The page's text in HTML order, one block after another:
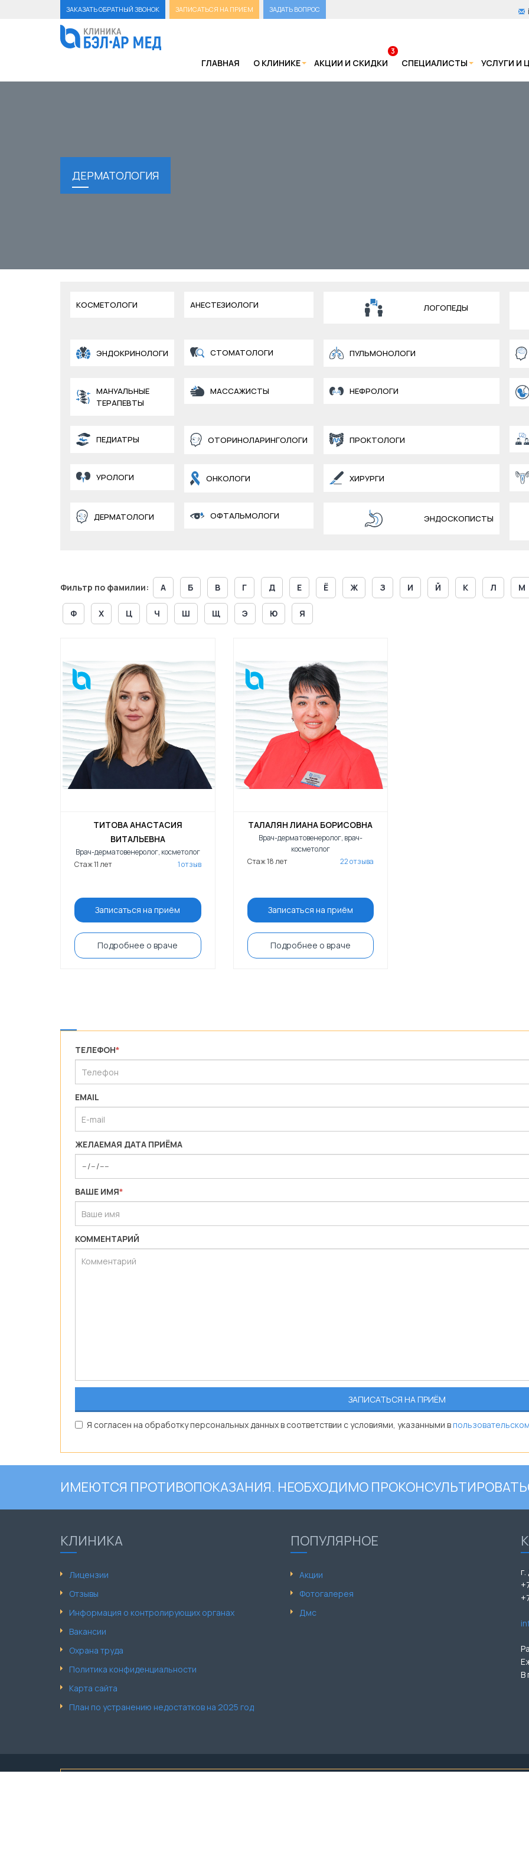
ЗАКАЗАТЬ ОБРАТНЫЙ ЗВОНОК ЗАПИСАТЬСЯ НА ПРИЕМ ЗАДАТЬ ВОПРОС
ГЛАВНАЯ О КЛИНИКЕ АКЦИИ И СКИДКИ
3
СПЕЦИАЛИСТЫ УСЛУГИ И
ДЕРМАТОЛОГИЯ
КОСМЕТОЛОГИ АНЕСТЕЗИОЛОГИ ЛОГОПЕДЫ
ЭНДОКРИНОЛОГИ СТОМАТОЛОГИ ПУЛЬМОНОЛОГИ
МАНУАЛЬНЫЕ
ТЕРАПЕВТЫ
МАССАЖИСТЫ НЕФРОЛОГИ
ПЕДИАТРЫ ОТОРИНОЛАРИНГОЛОГИ ПРОКТОЛОГИ
УРОЛОГИ ОНКОЛОГИ ХИРУРГИ
ДЕРМАТОЛОГИ ОФТАЛЬМОЛОГИ ЭНДОСКОПИСТЫ
Фильтр по фамилии: А Б В Г Д Е Ё Ж З И Й К Л М
Ф Х Ц Ч Ш Щ Э Ю Я
ТИТОВА АНАСТАСИЯ
ВИТАЛЬЕВНА
Врач-дерматовенеролог, косметолог
Стаж 11 лет
1 отзыв
Записаться на приём
Подробнее о враче
ТАЛАЛЯН ЛИАНА БОРИСОВНА
Врач-дерматовенеролог, врач-
косметолог
Стаж 18 лет
22 отзыва
Записаться на приём
Подробнее о враче
ТЕЛЕФОН*
EMAIL
ЖЕЛАЕМАЯ ДАТА ПРИЁМА
ВАШЕ ИМЯ*
КОММЕНТАРИЙ
Я согласен на обработку персональных данных в соответствии с условиями, указанными в
ИМЕЮТСЯ ПРОТИВОПОКАЗАНИЯ. НЕОБХОДИМО
КЛИНИКА
Лицензии
Отзывы
Информация о контролирующих органах
Вакансии
Охрана труда
Политика конфиденциальности
Карта сайта
План по устранению недостатков на 2025 год
ПОПУЛЯРНОЕ
Акции
Фотогалерея
Дмс
В